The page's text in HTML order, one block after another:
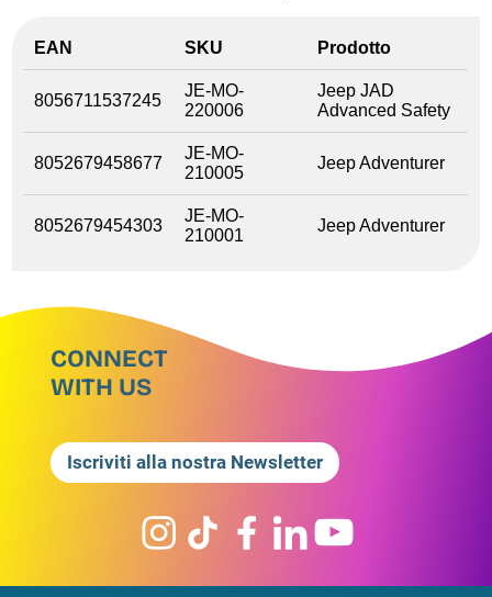
EAN SKU Prodotto
8056711537245
JE-MO-
220006
Jeep JAD
Advanced Safety
8052679458677
JE-MO-
210005
Jeep Adventurer
8052679454303
JE-MO-
210001
Jeep Adventurer
CONNECT
WITH US
Iscriviti alla nostra Newsletter